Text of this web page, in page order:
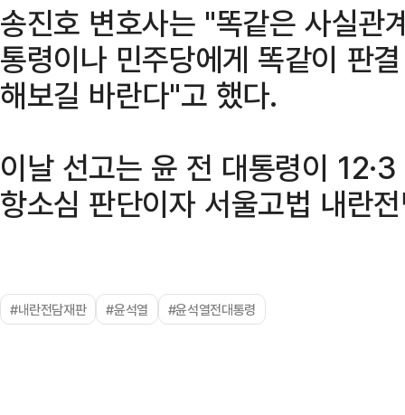
송진호 변호사는 "똑같은 사실관
통령이나 민주당에게 똑같이 판
해보길 바란다"고 했다.
이날 선고는 윤 전 대통령이
항소심 판단이자 서울고법 내란
#내란전담재판 #윤석열 #윤석열전대통령